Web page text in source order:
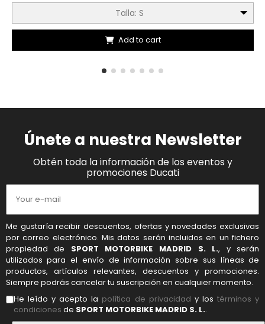
Talla: S
Add to cart
Únete a nuestra Newsletter
Obtén toda la información de los eventos y
promociones Ducati
Me gustaría recibir descuentos, ofertas y novedades exclusivas
por correo electrónico. Mis datos serán incluidos en un fichero
propiedad de SPORT MOTORBIKE MADRID S. L., y serán
utilizados para el envío de información sobre sus líneas de
productos, artículos relevantes, descuentos y promociones.
Siempre podrás cancelar tu suscripción en cualquier momento.
He leído y acepto la política de privacidad y lostérminos y
condiciones de SPORT MOTORBIKE MADRID S. L..